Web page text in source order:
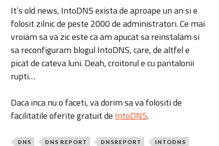
It’s old news, IntoDNS exista de aproape un an si e
folosit zilnic de peste 2000 de administratori. Ce mai
vroiam sa va zic este ca am apucat sa reinstalam si
sa reconfiguram blogul IntoDNS, care, de altfel e
picat de cateva luni. Deah, croitorul e cu pantalonii
rupti…
Daca inca nu o faceti, va dorim sa va folositi de
facilitatile oferite gratuit de IntoDNS.
DNS DNS REPORT DNSREPORT INTODNS